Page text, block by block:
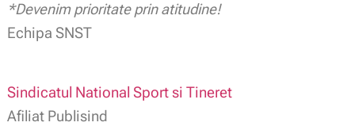
*Devenim prioritate prin atitudine!
Echipa SNST
Sindicatul National Sport si Tineret
Afiliat Publisind